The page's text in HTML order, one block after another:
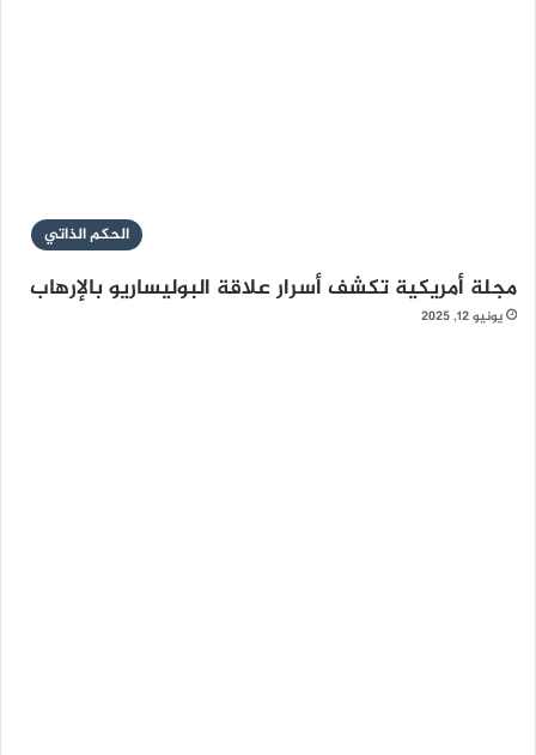
الحكم الذاتي
مجلة أمريكية تكشف أسرار علاقة البوليساريو بالإرهاب
يونيو 12, 2025